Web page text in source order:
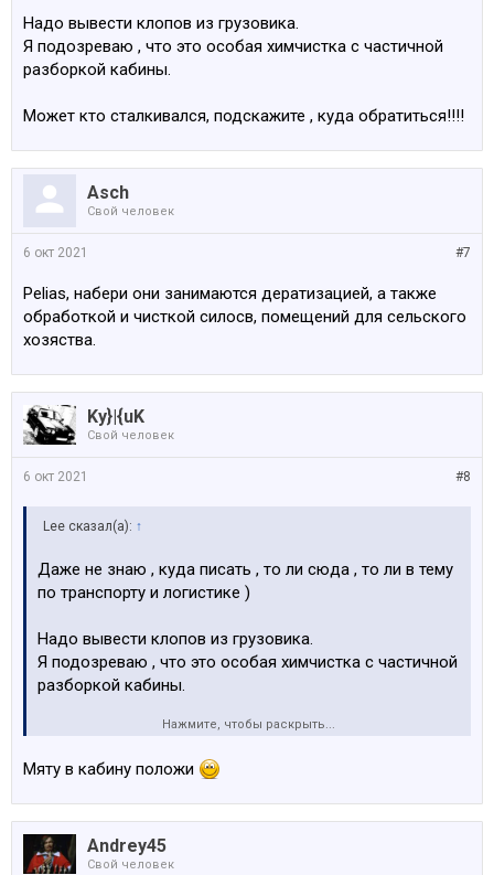
Надо вывести клопов из грузовика.
Я подозреваю , что это особая химчистка с частичной
разборкой кабины.
Может кто сталкивался, подскажите , куда обратиться!!!!
Asch
Свой человек
#7
6 окт 2021
Pelias, набери они занимаются дератизацией, а также
обработкой и чисткой силосв, помещений для сельского
хозяства.
Ky}|{uK
Свой человек
#8
6 окт 2021
Lee сказал(а): ↑
Даже не знаю , куда писать , то ли сюда , то ли в тему
по транспорту и логистике )
Надо вывести клопов из грузовика.
Я подозреваю , что это особая химчистка с частичной
разборкой кабины.
Может кто сталкивался, подскажите , куда
Нажмите, чтобы раскрыть...
Мяту в кабину положи
Andrey45
Свой человек